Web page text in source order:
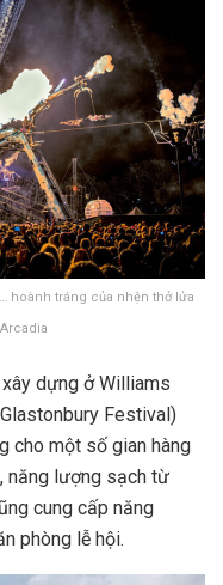
hoành tráng của nhện thở lửa
dựng ở Williams
Festival)
cho một số gian hàng
năng lượng sạch từ
cung cấp năng
phòng lễ hội.